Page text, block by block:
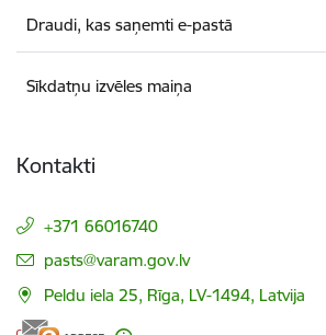
Draudi, kas saņemti e-pastā
Sīkdatņu izvēles maiņa
Kontakti
+371 66016740
E-pasts:
pasts@varam.gov.lv
Peldu iela 25, Rīga, LV-1494, Latvija